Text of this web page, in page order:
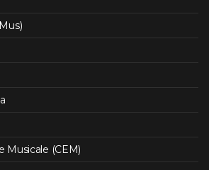
Musicale (CEM)